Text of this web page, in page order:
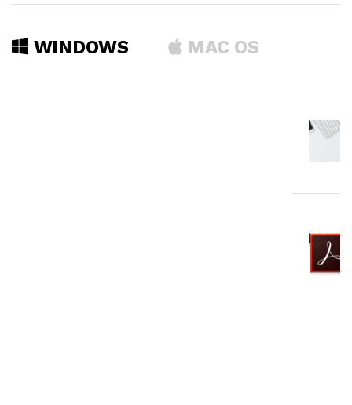
WINDOWS MAC OS